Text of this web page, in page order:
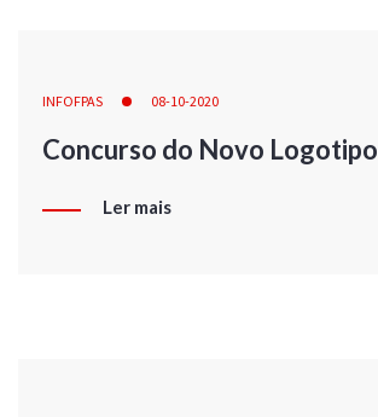
INFOFPAS 08-10-2020
Concurso do Novo Logotipo
Ler mais